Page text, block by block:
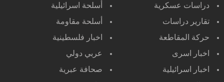
دراسات عسكرية
أسلحة اسرائيلية
تقارير دراسات
أسلحة مقاومة
حركة المقاطعة
اخبار فلسطينية
اخبار اسرى
عربي دولي
اخبار اسرائيلية
صحافة عبرية